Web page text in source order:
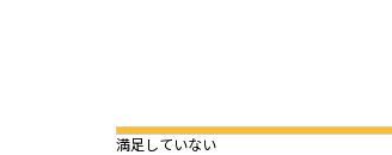
満足していない